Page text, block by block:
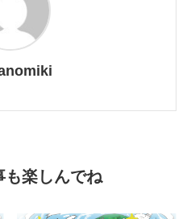
も楽しんでね